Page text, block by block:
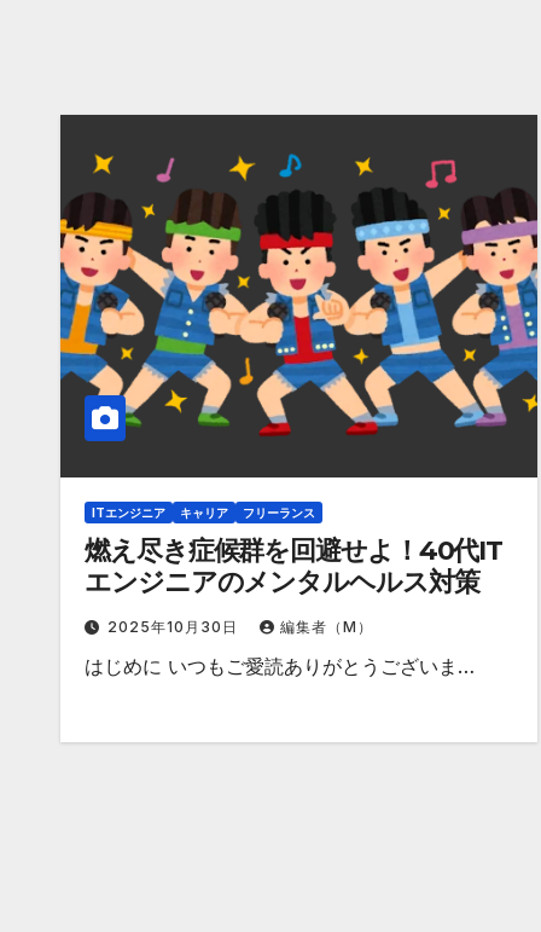
ITエンジニア キャリア フリーランス
燃え尽き症候群を回避せよ！40代IT
エンジニアのメンタルヘルス対策
2025年10月30日 編集者（M）
はじめに いつもご愛読ありがとうございま…